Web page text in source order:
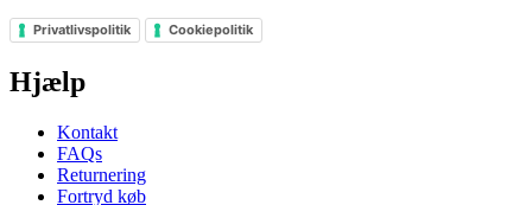
Privatlivspolitik Cookiepolitik
Hjælp
Kontakt
FAQs
Returnering
Fortryd køb